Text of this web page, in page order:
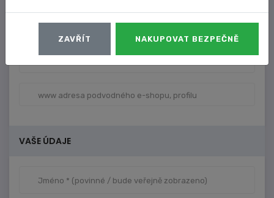
VAŠE ÚDAJE
ZAVŘÍT NAKUPOVAT BEZPEČNĚ